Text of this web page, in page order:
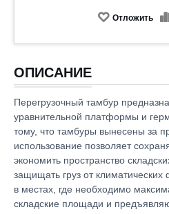
Отложить
ОПИСАНИЕ
Перегрузочный тамбур
уравнительной платформы и
тому, что тамбуры вынесены за
использование позволяет
экономить пространство
защищать груз от
в местах, где необходимо
складские площади и